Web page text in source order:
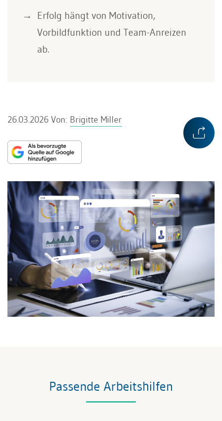
Erfolg hängt von Motivation,
Vorbildfunktion und Team-Anreizen
ab.
26.03.2026 Von: Brigitte Miller
Passende Arbeitshilfen